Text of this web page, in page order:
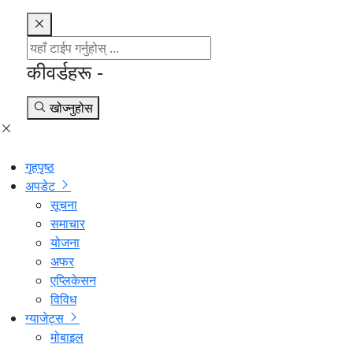
कीवर्डहरू -
खोज्नुहोस
गृहपृष्ठ
अपडेट
सूचना
समाचार
योजना
अफर
एप्लिकेसन
विविध
ग्याजेट्स
मोबाइल